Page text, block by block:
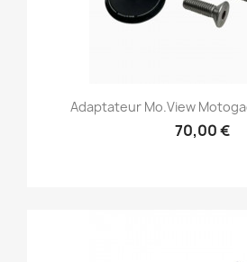
Adaptateur Mo.view
70,00 €